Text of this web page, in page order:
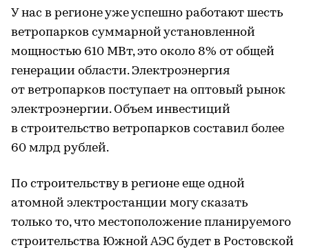
У нас в регионе уже успешно работают шесть
ветропарков суммарной установленной
мощностью 610 МВт, это около 8% от общей
генерации области. Электроэнергия
от ветропарков поступает на оптовый рынок
электроэнергии. Объем инвестиций
в строительство ветропарков составил более
60 млрд рублей.
По строительству в регионе еще одной
атомной электростанции могу сказать
только то, что местоположение планируемого
строительства Южной АЭС будет в Ростовской